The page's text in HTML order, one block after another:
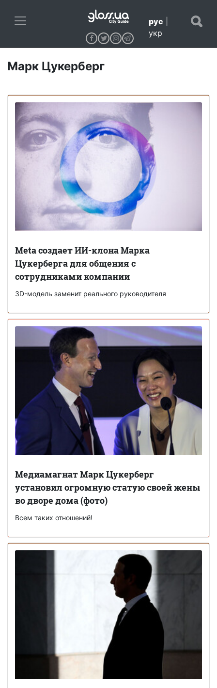
рус
укр
Марк Цукерберг
Meta создает ИИ-клона Марка
Цукерберга для общения с
сотрудниками компании
3D-модель заменит реального руководителя
Медиамагнат Марк Цукерберг
установил огромную статую своей жены
во дворе дома (фото)
Всем таких отношений!